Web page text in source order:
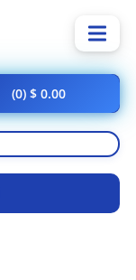
(0) $ 0.00